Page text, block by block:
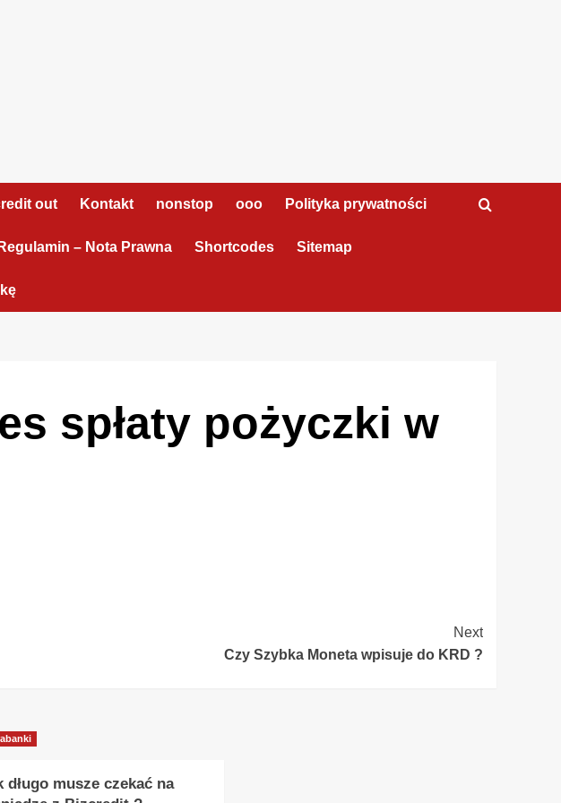
out Kontakt nonstop ooo Polityka prywatności
Regulamin – Nota Prawna Shortcodes Sitemap
spłaty pożyczki w
Next
Czy Szybka Moneta wpisuje do KRD ?
długo musze czekać na